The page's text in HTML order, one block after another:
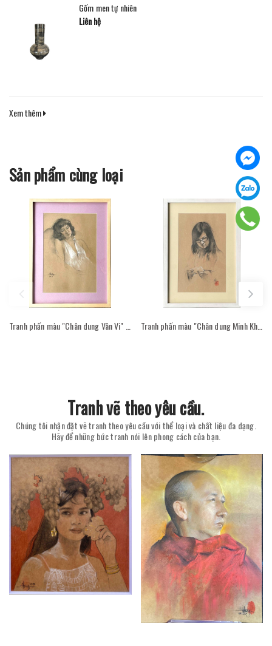
Gốm men tự nhiên
Liên hệ
Xem thêm
Sản phẩm cùng loại
Tranh vẽ theo yêu cầu.
Chúng tôi nhận đặt vẽ tranh theo yêu cầu với thể loại và chất liệu đa dạng.
Hãy để những bức tranh nói lên phong cách của bạn.